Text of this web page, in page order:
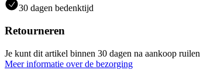
30 dagen bedenktijd
Retourneren
Je kunt dit artikel binnen 30 dagen na aankoop
Meer informatie over de bezorging